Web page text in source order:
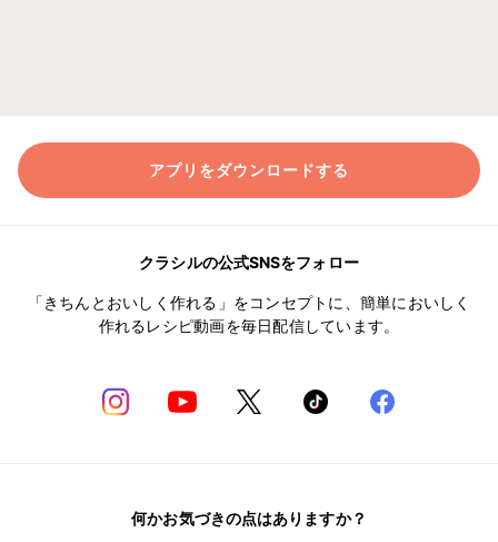
アプリをダウンロードする
クラシルの公式SNSをフォロー
「きちんとおいしく作れる」をコンセプトに、簡単においしく
作れるレシピ動画を毎日配信しています。
何かお気づきの点はありますか？